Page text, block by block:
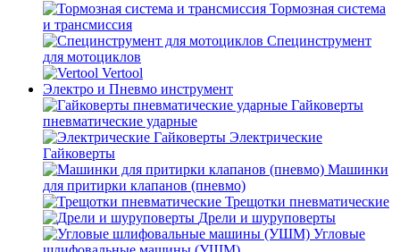
Тормозная система
и трансмиссия
Специнструмент
для мотоциклов
Vertool
Электро и Пневмо инструмент
Гайковерты
пневматические ударные
Электрические
Гайковерты
Машинки
для притирки клапанов (пневмо)
Трещотки пневматические
Дрели и шуруповерты
Угловые